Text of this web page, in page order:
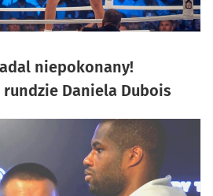
niepokonany!
Daniela Dubois